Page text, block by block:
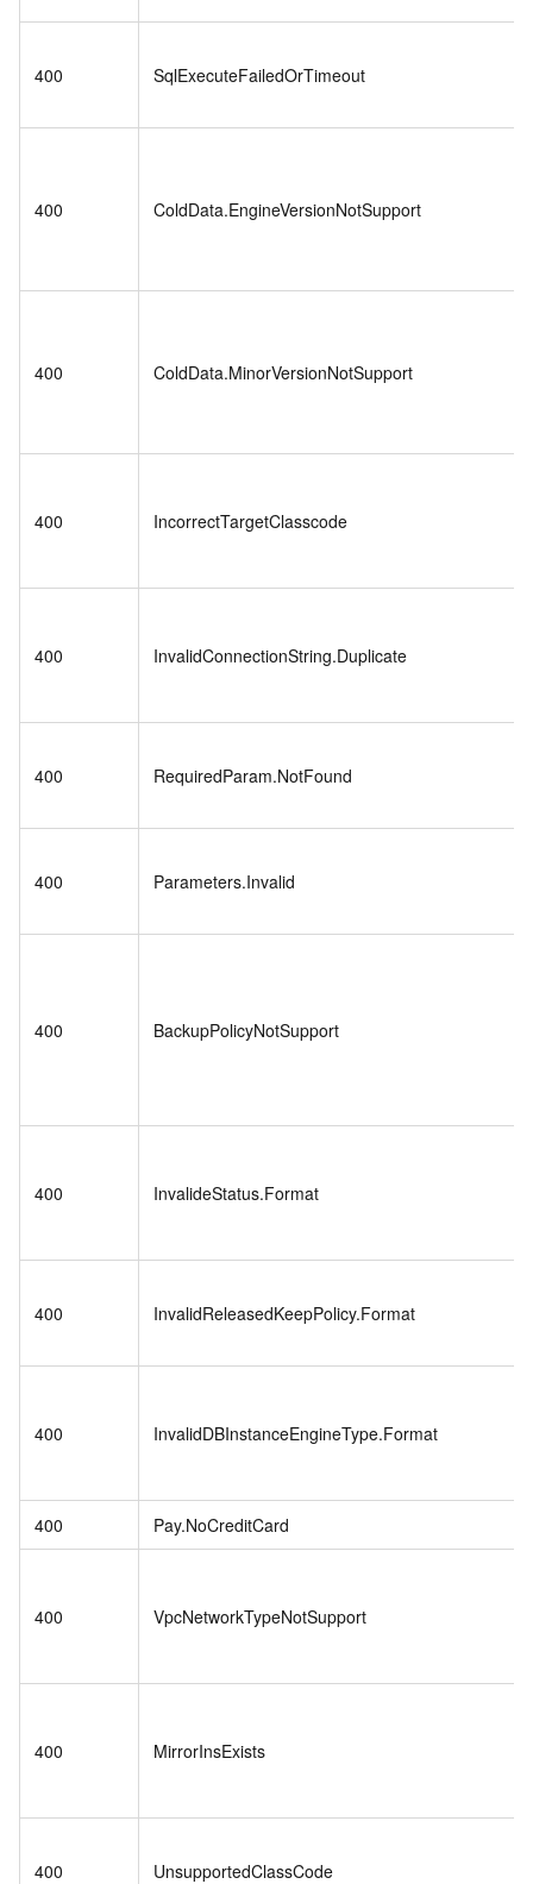
400 SqlExecuteFailedOrTimeout
400 ColdData.EngineVersionNotSupport
400 ColdData.MinorVersionNotSupport
400 IncorrectTargetClasscode
400 InvalidConnectionString.Duplicate
400 RequiredParam.NotFound
400 Parameters.Invalid
400 BackupPolicyNotSupport
400 InvalideStatus.Format
400 InvalidReleasedKeepPolicy.Format
400 InvalidDBInstanceEngineType.Format
400 Pay.NoCreditCard
400 VpcNetworkTypeNotSupport
400 MirrorInsExists
400 UnsupportedClassCode